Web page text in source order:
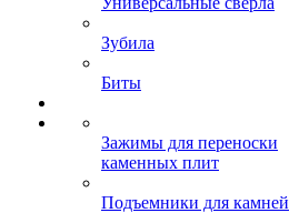
Зубила
Биты
Зажимы для переноски
каменных плит
Подъемники для камней